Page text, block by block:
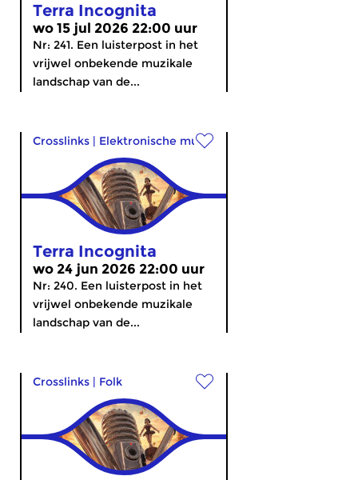
Terra Incognita
wo 15 jul 2026 22:00 uur
Nr: 241. Een luisterpost in het
vrijwel onbekende muzikale
landschap van de...
Crosslinks | Elektronische muziek
Terra Incognita
wo 24 jun 2026 22:00 uur
Nr: 240. Een luisterpost in het
vrijwel onbekende muzikale
landschap van de...
Crosslinks | Folk